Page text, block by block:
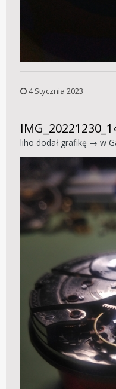
4 Stycznia 2023
liho dodał grafikę → w